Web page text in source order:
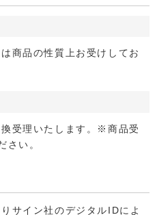
商品の性質上お受けしてお
受理いたします。※商品受
さい。
サイン社のデジタルIDによ